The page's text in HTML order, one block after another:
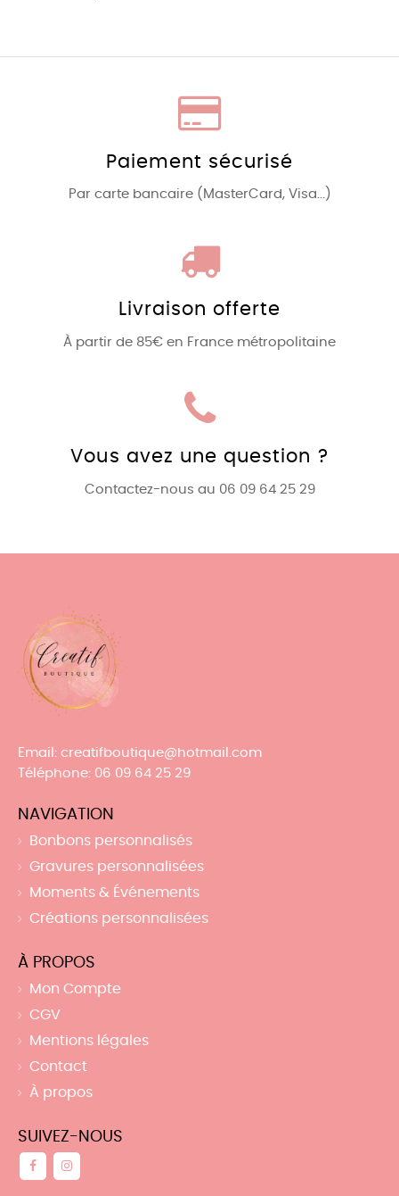
Paiement sécurisé
Par carte bancaire (MasterCard, Visa...)
Livraison offerte
À partir de 85€ en France métropolitaine
Vous avez une question ?
Contactez-nous au 06 09 64 25 29
Email : creatifboutique@hotmail.com
Téléphone: 06 09 64 25 29
NAVIGATION
Bonbons personnalisés
Gravures personnalisées
Moments & Événements
Créations personnalisées
À PROPOS
Mon Compte
CGV
Mentions légales
Contact
À propos
SUIVEZ-NOUS